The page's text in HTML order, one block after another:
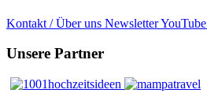
Kontakt / Über uns NewsletterYouTube
Unsere Partner